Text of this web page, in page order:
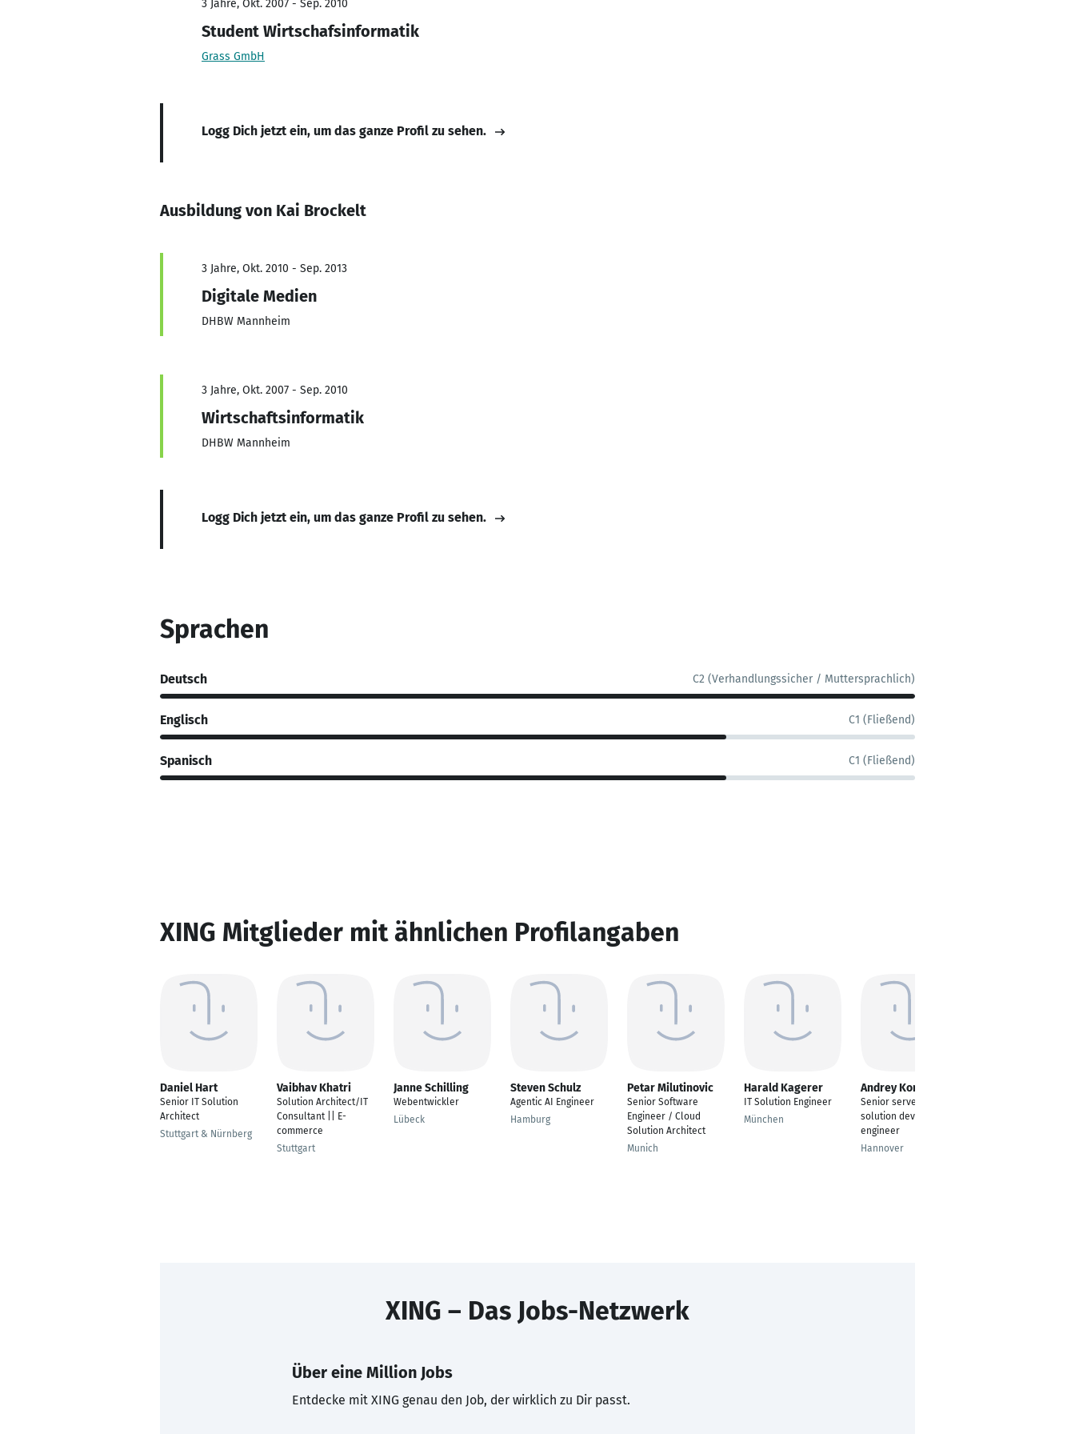
3 Jahre, Okt. 2007 - Sep. 2010
Student Wirtschafsinformatik
Grass GmbH
Logg Dich jetzt ein, um das ganze Profil zu sehen.
Ausbildung von Kai Brockelt
3 Jahre, Okt. 2010 - Sep. 2013
Digitale Medien
DHBW Mannheim
3 Jahre, Okt. 2007 - Sep. 2010
Wirtschaftsinformatik
DHBW Mannheim
Logg Dich jetzt ein, um das ganze Profil zu sehen.
Sprachen
Deutsch C2 (Verhandlungssicher / Muttersprachlich)
Englisch C1 (Fließend)
Spanisch C1 (Fließend)
XING Mitglieder mit ähnlichen Profilangaben
Daniel Hart
Senior IT Solution
Architect
Stuttgart & Nürnberg
Vaibhav Khatri
Solution Architect/IT
Consultant || E-
commerce
Stuttgart
Janne Schilling
Webentwickler
Lübeck
Steven Schulz
Agentic AI Engineer
Hamburg
Petar Milutinovic
Senior Software
Engineer / Cloud
Solution Architect
Munich
Harald Kagerer
IT Solution Engineer
München
Andrey Kondakov
Senior server
solution development
engineer
Hannover
XING – Das Jobs-Netzwerk
Über eine Million Jobs
Entdecke mit XING genau den Job, der wirklich zu Dir passt.